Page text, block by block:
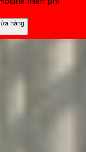
hàng
trên